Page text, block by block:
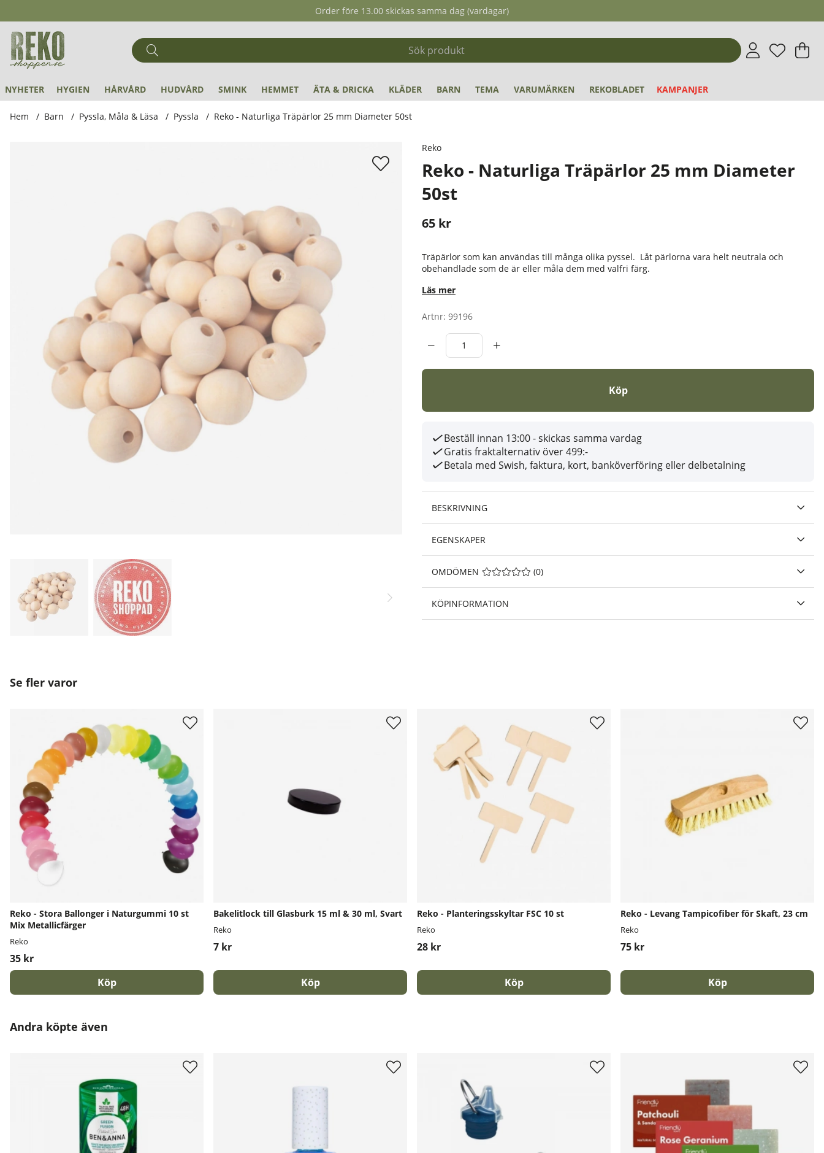
Order före 13.00 skickas samma dag (vardagar)
Antal i
. .
NYHETER HYGIEN HÅRVÅRD HUDVÅRD SMINK HEMMET ÄTA & DRICKA KLÄDER BARN TEMA VARUMÄRKEN REKOBLADET KAMPANJER
Hem Barn Pyssla, Måla & Läsa Pyssla Reko - Naturliga Träpärlor 25 mm Diameter 50st
Reko
Reko - Naturliga Träpärlor 25 mm Diameter
50st
65 kr
Träpärlor som kan användas till många olika pyssel. Låt pärlorna vara helt neutrala och
obehandlade som de är eller måla dem med valfri färg.
Läs mer
Artnr: 99196
Köp
Beställ innan 13:00 - skickas samma vardag
Gratis fraktalternativ över 499:-
Betala med Swish, faktura, kort, banköverföring eller delbetalning
BESKRIVNING
EGENSKAPER
OMDÖMEN MEDELBETYG 0 AV 5 ANTAL BETYG 0
(0)
KÖPINFORMATION
Se fler varor
Reko - Stora Ballonger i Naturgummi 10 st
Mix Metallicfärger
Reko
35 kr
Köp
Bakelitlock till Glasburk 15 ml & 30 ml, Svart
Reko
7 kr
Köp
Reko - Planteringsskyltar FSC 10 st
Reko
28 kr
Köp
Reko - Levang Tampicofiber för Skaft, 23 cm
Reko
75 kr
Köp
Andra köpte även